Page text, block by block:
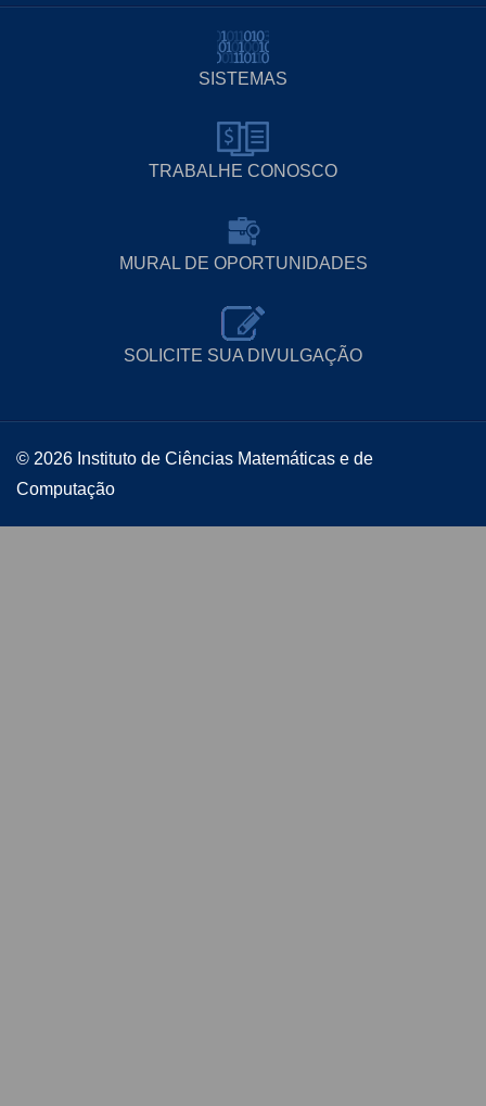
SISTEMAS
TRABALHE CONOSCO
MURAL DE OPORTUNIDADES
SOLICITE SUA DIVULGAÇÃO
© 2026 Instituto de Ciências Matemáticas e de
Computação